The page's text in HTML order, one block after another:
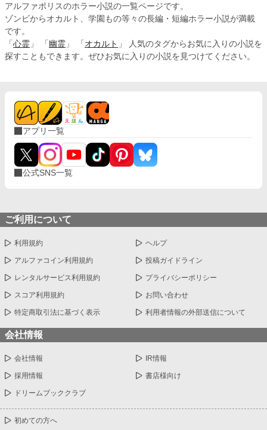
アルファポリスのホラー小説の一覧ページです。
ゾンビからオカルト、学園もの等々の長編・短編ホラー小説が満載
です。
「 心霊 」 「 幽霊 」 「 オカルト 」 人気のタグからお気に入りの小説を
探すこともできます。ぜひお気に入りの小説を見つけてください。
アプリ一覧
公式SNS一覧
ご利用について
利用規約 ヘルプ
アルファコイン利用規約 投稿ガイドライン
レンタルサービス利用規約 プライバシーポリシー
スコア利用規約 お問い合わせ
特定商取引法に基づく表示 利用者情報の外部送信について
会社情報
会社情報 IR情報
採用情報 書店様向け
ドリームブッククラブ
初めての方へ